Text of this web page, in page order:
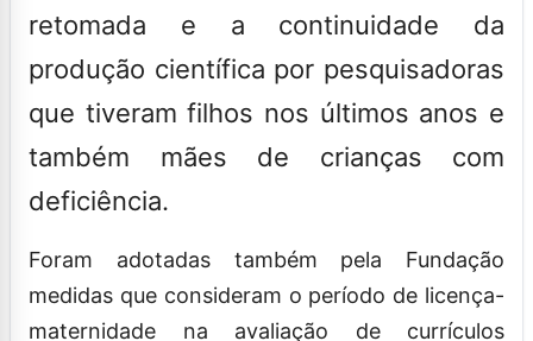
retomada e a continuidade da
produção científica por pesquisadoras
que tiveram filhos nos últimos anos e
também mães de crianças com
deficiência.
Foram adotadas também pela Fundação
medidas que consideram o período de licença-
maternidade na avaliação de currículos